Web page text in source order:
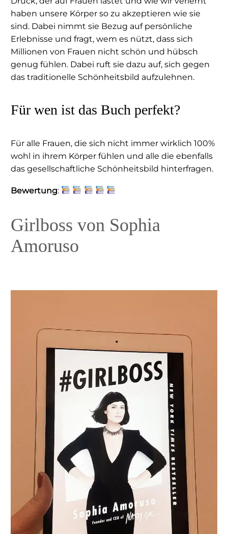
haben unsere Körper so zu akzeptieren wie sie
sind. Dabei nimmt sie Bezug auf persönliche
Erlebnisse und fragt, wem es nützt, dass sich
Millionen von Frauen nicht schön und hübsch
genug fühlen. Dabei ruft sie dazu auf, sich gegen
das traditionelle Schönheitsbild aufzulehnen.
Für wen ist das Buch perfekt?
Für alle Frauen, die sich nicht immer wirklich 100%
wohl in ihrem Körper fühlen und alle die ebenfalls
das gesellschaftliche Schönheitsbild hinterfragen.
Bewertung:
Girlboss von Sophia
Amoruso